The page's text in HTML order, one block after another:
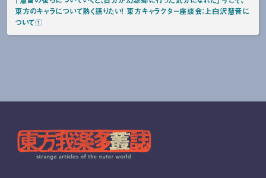
東方のキャラについて熱く語りたい！ 東方キャラクター座談会：上白沢慧音に
ついて①